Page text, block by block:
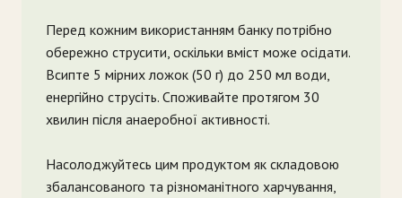
Перед кожним використанням банку потрібно
обережно струсити, оскільки вміст може осідати.
Всипте 5 мірних ложок (50 г) до 250 мл води,
енергійно струсіть. Споживайте протягом 30
хвилин після анаеробної активності.
Насолоджуйтесь цим продуктом як складовою
збалансованого та різноманітного харчування,